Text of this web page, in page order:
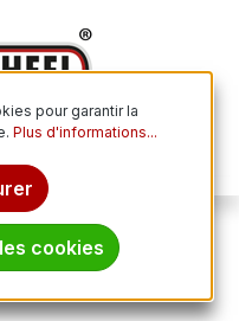
165/60R15 81T
pour garantir la
Plus d'informations...
cookies